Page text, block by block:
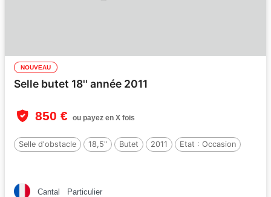
NOUVEAU
Selle butet 18'' année 2011
850 € ou payez en X fois
Selle d'obstacle 18,5" Butet 2011 Etat : Occasion
Cantal Particulier